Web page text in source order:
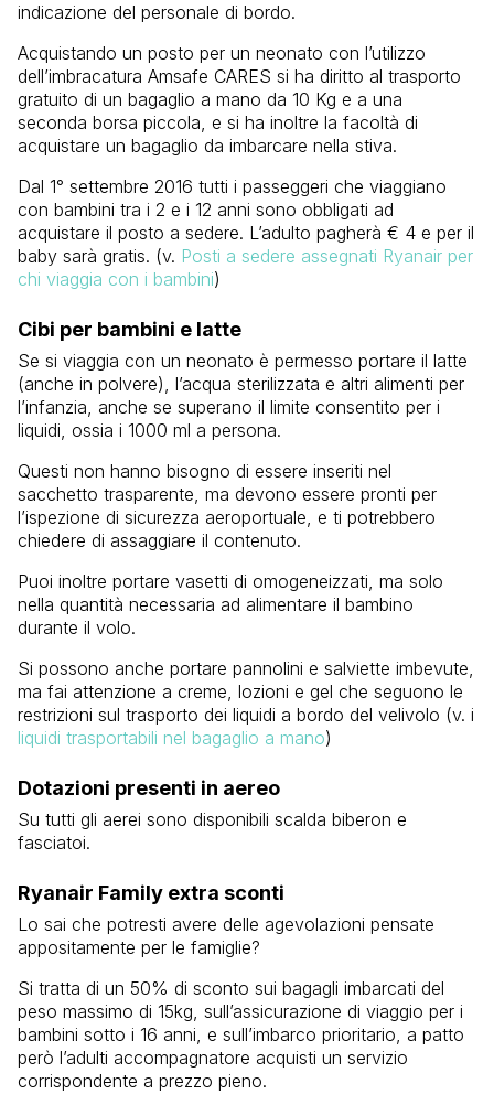
indicazione del personale di bordo.
Acquistando un posto per un neonato con l’utilizzo
dell’imbracatura Amsafe CARES si ha diritto al trasporto
gratuito di un bagaglio a mano da 10 Kg e a una
seconda borsa piccola, e si ha inoltre la facoltà di
acquistare un bagaglio da imbarcare nella stiva.
Dal 1° settembre 2016 tutti i passeggeri che viaggiano
con bambini tra i 2 e i 12 anni sono obbligati ad
acquistare il posto a sedere. L’adulto pagherà € 4 e per il
baby sarà gratis. (v. Posti a sedere assegnati Ryanair per
chi viaggia con i bambini)
Cibi per bambini e latte
Se si viaggia con un neonato è permesso portare il latte
(anche in polvere), l’acqua sterilizzata e altri alimenti per
l’infanzia, anche se superano il limite consentito per i
liquidi, ossia i 1000 ml a persona.
Questi non hanno bisogno di essere inseriti nel
sacchetto trasparente, ma devono essere pronti per
l’ispezione di sicurezza aeroportuale, e ti potrebbero
chiedere di assaggiare il contenuto.
Puoi inoltre portare vasetti di omogeneizzati, ma solo
nella quantità necessaria ad alimentare il bambino
durante il volo.
Si possono anche portare pannolini e salviette imbevute,
ma fai attenzione a creme, lozioni e gel che seguono le
restrizioni sul trasporto dei liquidi a bordo del velivolo (v. i
liquidi trasportabili nel bagaglio a mano)
Dotazioni presenti in aereo
Su tutti gli aerei sono disponibili scalda biberon e
fasciatoi.
Ryanair Family extra sconti
Lo sai che potresti avere delle agevolazioni pensate
appositamente per le famiglie?
Si tratta di un 50% di sconto sui bagagli imbarcati del
peso massimo di 15kg, sull’assicurazione di viaggio per i
bambini sotto i 16 anni, e sull’imbarco prioritario, a patto
però l’adulti accompagnatore acquisti un servizio
corrispondente a prezzo pieno.